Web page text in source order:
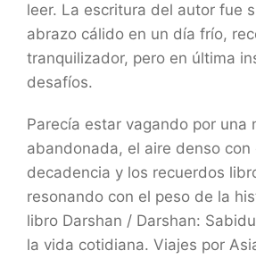
leer. La escritura del autor fue
abrazo cálido en un día frío,
tranquilizador, pero en última
desafíos.
Parecía estar vagando por una
abandonada, el aire denso con
decadencia y los recuerdos
resonando con el peso de la
libro Darshan / Darshan:
la vida cotidiana. Viajes por